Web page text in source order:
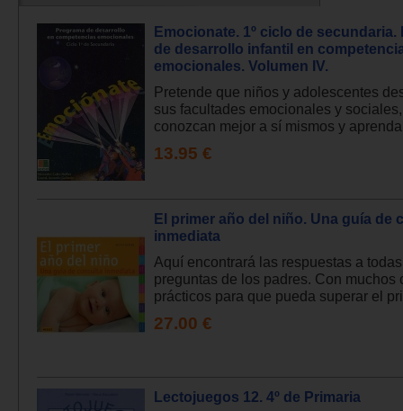
Emocionate. 1º ciclo de secundaria.
de desarrollo infantil en
emocionales. Volumen IV.
Pretende que niños y adolescentes
sus facultades emocionales y
conozcan mejor a sí mismos y
13.95 €
El primer año del niño. Una guía de
inmediata
Aquí encontrará las respuestas a
preguntas de los padres. Con muchos
prácticos para que pueda superar el
27.00 €
Lectojuegos 12. 4º de Primaria